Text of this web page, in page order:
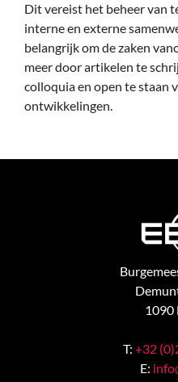
Dit vereist het beheer van
interne en externe
belangrijk om de zaken
meer door artikelen te
colloquia en open te staan
ontwikkelingen.
1090
T: +32
E: